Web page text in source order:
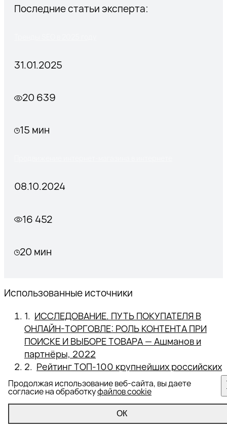
Продолжая использование веб-сайта, вы даете
согласие на обработкуфайлов cookie
ОК
Последние статьи эксперта:
31.01.2025
20 639
15 мин
08.10.2024
16 452
20 мин
Использованные источники
ИССЛЕДОВАНИЕ. ПУТЬ ПОКУПАТЕЛЯ В
ОНЛАЙН-ТОРГОВЛЕ: РОЛЬ КОНТЕНТА ПРИ
ПОИСКЕ И ВЫБОРЕ ТОВАРА — Ашманов и
партнёры, 2022
Рейтинг ТОП-100 крупнейших российских
интернет-магазинов — Data Insight, 2023
Ozon возглавил репутационный рейтинг
маркетплейсов — Sostav, 2022
Что делают россияне в интернете? —